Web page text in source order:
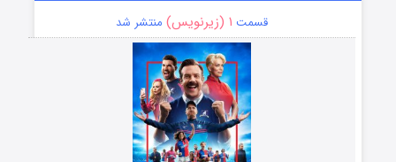
قسمت ۱ (زیرنویس) منتشر شد